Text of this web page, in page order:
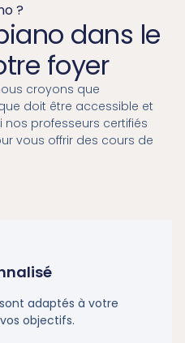
?
dans le
foyer
croyons que
doit être accessible et
nos professeurs certifiés
vous offrir des cours de
adaptés à votre
objectifs.